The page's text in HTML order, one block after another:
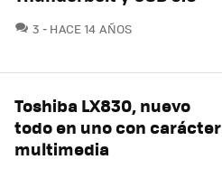
3 COMENTARIOS
HACE 14 AÑOS
Toshiba LX830, nuevo
todo en uno con carácter
multimedia